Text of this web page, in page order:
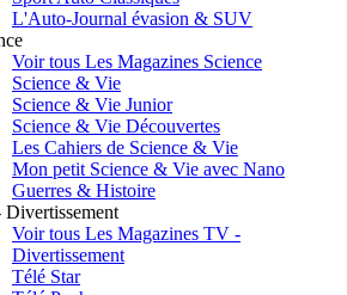
L'Auto-Journal évasion & SUV
Voir tous Les Magazines Science
Science & Vie
Science & Vie Junior
Science & Vie Découvertes
Les Cahiers de Science & Vie
Mon petit Science & Vie avec Nano
Guerres & Histoire
Voir tous Les Magazines TV -
Divertissement
Télé Star